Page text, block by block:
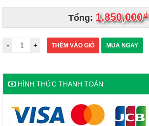
Tổng: 1,850,000đ
THÊM VÀO GIỎ MUA NGAY
HÌNH THỨC THANH TOÁN